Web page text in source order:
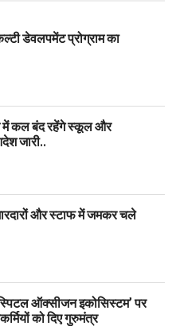
डेवलपमेंट प्रोग्राम का
में कल बंद रहेंगे स्कूल और
जारी..
और स्टाफ में जमकर चले
ऑक्सीजन इकोसिस्टम’ पर
को दिए गुरुमंत्र